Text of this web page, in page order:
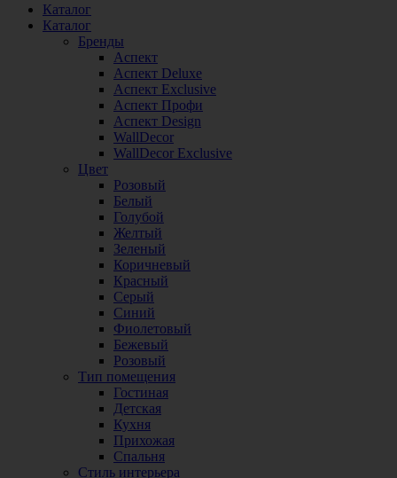
Каталог
Каталог
Бренды
Аспект
Аспект Deluxe
Аспект Exclusive
Аспект Профи
Аспект Design
WallDecor
WallDecor Exclusive
Цвет
Розовый
Белый
Голубой
Желтый
Зеленый
Коричневый
Красный
Серый
Синий
Фиолетовый
Бежевый
Розовый
Тип помещения
Гостиная
Детская
Кухня
Прихожая
Спальня
Стиль интерьера